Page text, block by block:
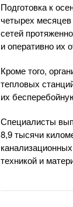
Подготовка к
четырех
сетей
и оперативно их
Кроме того,
тепловых
их
Специалисты
8,9 тысячи
техникой и